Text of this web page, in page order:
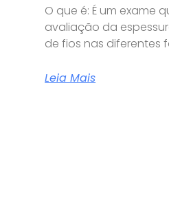
O que é: É um exame
avaliação da
de fios nas diferentes
Leia Mais